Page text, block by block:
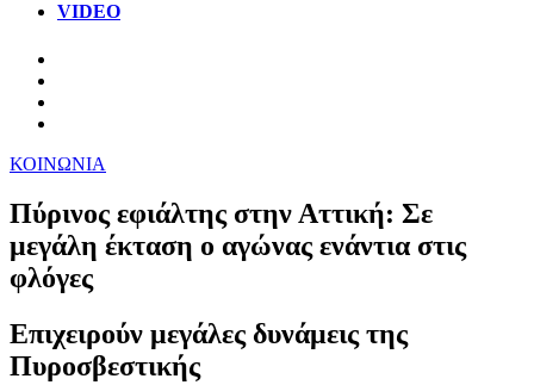
VIDEO
ΚΟΙΝΩΝΙΑ
Πύρινος εφιάλτης στην Αττική: Σε
μεγάλη έκταση ο αγώνας ενάντια στις
φλόγες
Επιχειρούν μεγάλες δυνάμεις της
Πυροσβεστικής